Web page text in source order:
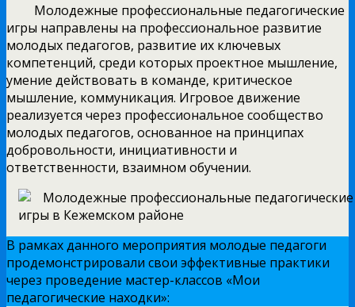
Молодежные профессиональные педагогические
игры направлены на профессиональное развитие
молодых педагогов, развитие их ключевых
компетенций, среди которых проектное мышление,
умение действовать в команде, критическое
мышление, коммуникация. Игровое движение
реализуется через профессиональное сообщество
молодых педагогов, основанное на принципах
добровольности, инициативности и
ответственности, взаимном обучении.
В рамках данного мероприятия молодые педагоги
продемонстрировали свои эффективные практики
через проведение мастер-классов «Мои
педагогические находки»: